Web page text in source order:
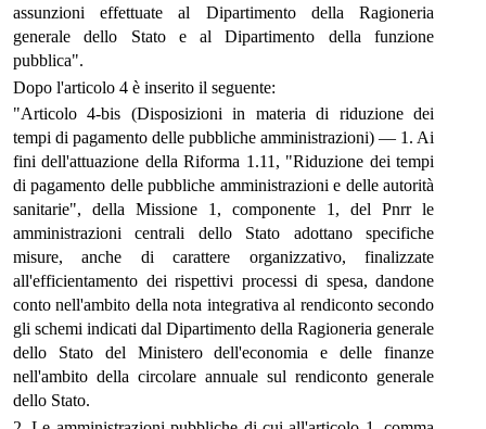
assunzioni effettuate al Dipartimento della Ragioneria
generale dello Stato e al Dipartimento della funzione
pubblica".
Dopo l'articolo 4 è inserito il seguente:
"Articolo 4-bis (Disposizioni in materia di riduzione dei
tempi di pagamento delle pubbliche amministrazioni) — 1. Ai
fini dell'attuazione della Riforma 1.11, "Riduzione dei tempi
di pagamento delle pubbliche amministrazioni e delle autorità
sanitarie", della Missione 1, componente 1, del Pnrr le
amministrazioni centrali dello Stato adottano specifiche
misure, anche di carattere organizzativo, finalizzate
all'efficientamento dei rispettivi processi di spesa, dandone
conto nell'ambito della nota integrativa al rendiconto secondo
gli schemi indicati dal Dipartimento della Ragioneria generale
dello Stato del Ministero dell'economia e delle finanze
nell'ambito della circolare annuale sul rendiconto generale
dello Stato.